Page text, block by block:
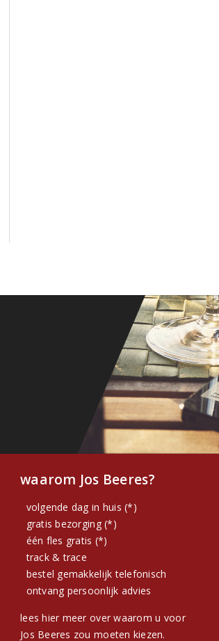
waarom Jos Beeres?
volgende dag in huis (*)
gratis bezorging (*)
één fles gratis (*)
track & trace
bestel gemakkelijk telefonisch
ontvang persoonlijk advies
lees hier meer over waarom u voor
Jos Beeres zou moeten kiezen.